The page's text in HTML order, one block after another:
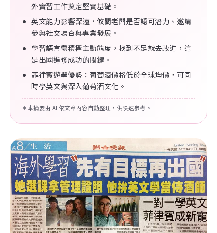
外實習工作奠定堅實基礎。
英文能力影響深遠，攸關老闆是否認可潛力、邀請
參與社交場合與專業發展。
學習語言需積極主動態度，找到不足就去改進，這
是出國進修成功的關鍵。
菲律賓遊學優勢：葡萄酒價格低於全球均價，可同
時學英文與深入葡萄酒文化。
＊本摘要由 AI 依文章內容自動整理，供快速參考。